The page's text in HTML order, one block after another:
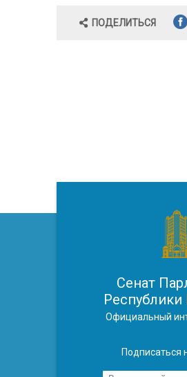
ПОДЕЛИТЬСЯ
Сенат
Республики
Официальный
Подписаться